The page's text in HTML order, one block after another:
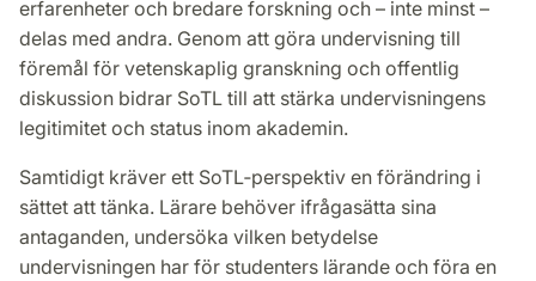
erfarenheter och bredare forskning och – inte minst –
delas med andra. Genom att göra undervisning till
föremål för vetenskaplig granskning och offentlig
diskussion bidrar SoTL till att stärka undervisningens
legitimitet och status inom akademin.
Samtidigt kräver ett SoTL‑perspektiv en förändring i
sättet att tänka. Lärare behöver ifrågasätta sina
antaganden, undersöka vilken betydelse
undervisningen har för studenters lärande och föra en